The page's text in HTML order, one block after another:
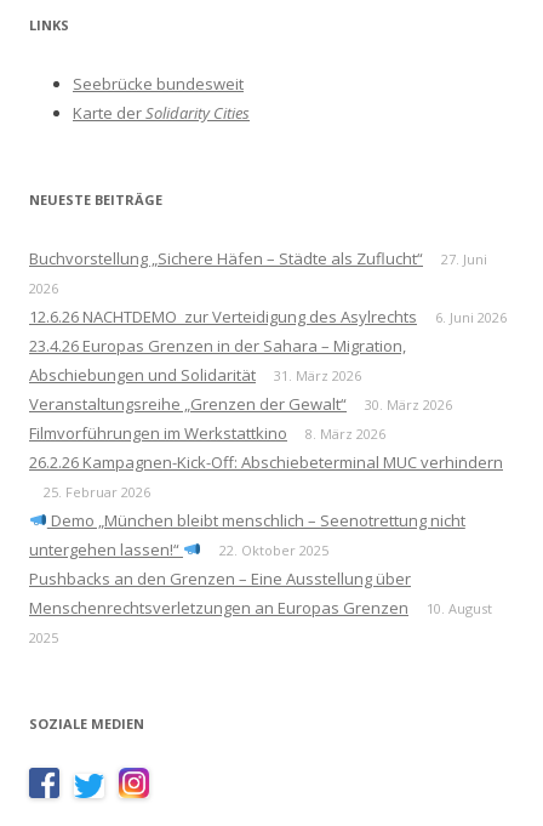
h
:
LINKS
Seebrücke bundesweit
Karte derSolidarity Cities
NEUESTE BEITRÄGE
Buchvorstellung „Sichere Häfen – Städte als Zuflucht“
27. Juni
2026
12.6.26 NACHTDEMO zur Verteidigung des Asylrechts 6. Juni 2026
23.4.26 Europas Grenzen in der Sahara – Migration,
Abschiebungen und Solidarität
31. März 2026
Veranstaltungsreihe „Grenzen der Gewalt“ 30. März 2026
Filmvorführungen im Werkstattkino 8. März 2026
26.2.26 Kampagnen-Kick-Off: Abschiebeterminal MUC verhindern
25. Februar 2026
Demo „München bleibt menschlich – Seenotrettung nicht
untergehen lassen!“
22. Oktober 2025
Pushbacks an den Grenzen – Eine Ausstellung über
Menschenrechtsverletzungen an Europas Grenzen
10. August
2025
SOZIALE MEDIEN